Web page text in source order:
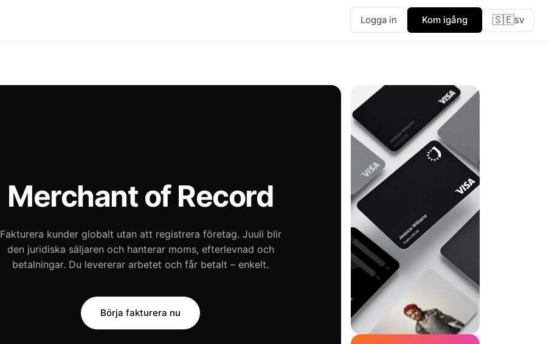
Logga in Kom igång 🇸🇪SV
Merchant of Record
Fakturera kunder globalt utan att registrera företag. Juuli blir
den juridiska säljaren och hanterar moms, efterlevnad och
betalningar. Du levererar arbetet och får betalt – enkelt.
Börja fakturera nu